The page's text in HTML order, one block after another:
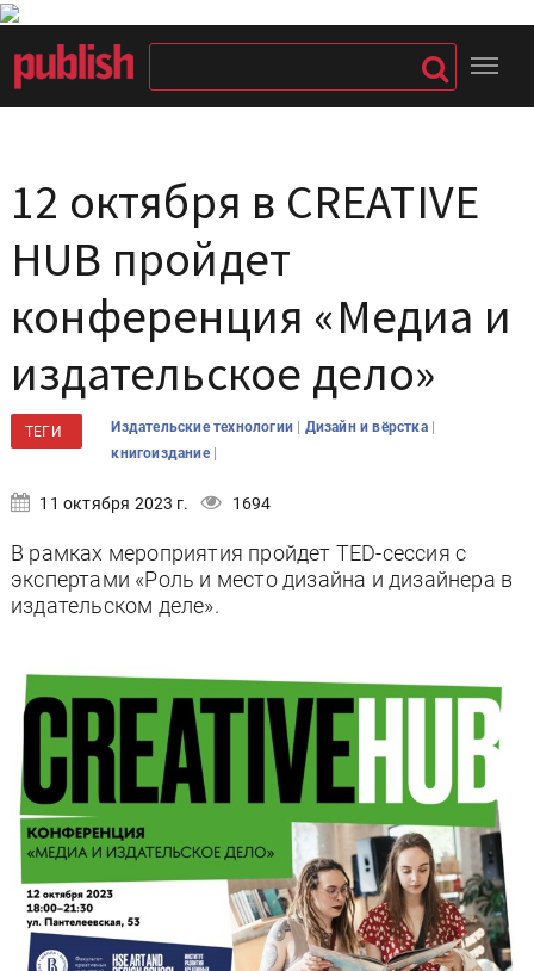
12 октября в CREATIVE
HUB пройдет
конференция «Медиа и
издательское дело»
ТЕГИ Издательские технологии | Дизайн и вёрстка |
книгоиздание |
11 октября 2023 г. 1694
В рамках мероприятия пройдет TED-сессия с
экспертами «Роль и место дизайна и дизайнера в
издательском деле».